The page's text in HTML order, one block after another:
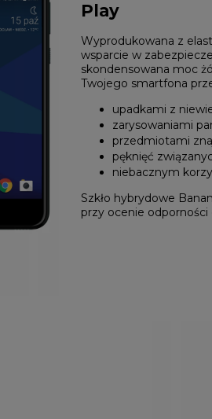
Play
Wyprodukowana z
wsparcie w
skondensowana moc
Twojego smartfona
upadkami z
zarysowaniami
przedmiotami
pęknięć
niebacznym
Szkło hybrydowe
przy ocenie odporności